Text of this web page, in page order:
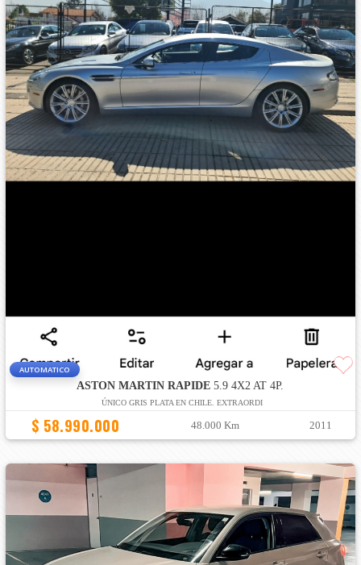
AUTOMATICO
ASTON MARTIN RAPIDE 5.9 4X2 AT 4P.
ÚNICO GRIS PLATA EN CHILE. EXTRAORDI
$ 58.990.000 48.000 Km 2011